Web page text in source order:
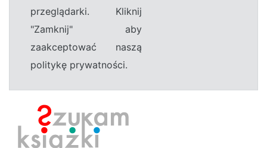
przeglądarki. Kliknij
"Zamknij" aby
zaakceptować naszą
politykę prywatności.